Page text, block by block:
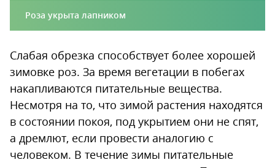
Роза укрыта лапником
Слабая обрезка способствует более хорошей
зимовке роз. За время вегетации в побегах
накапливаются питательные вещества.
Несмотря на то, что зимой растения находятся
в состоянии покоя, под укрытием они не спят,
а дремлют, если провести аналогию с
человеком. В течение зимы питательные